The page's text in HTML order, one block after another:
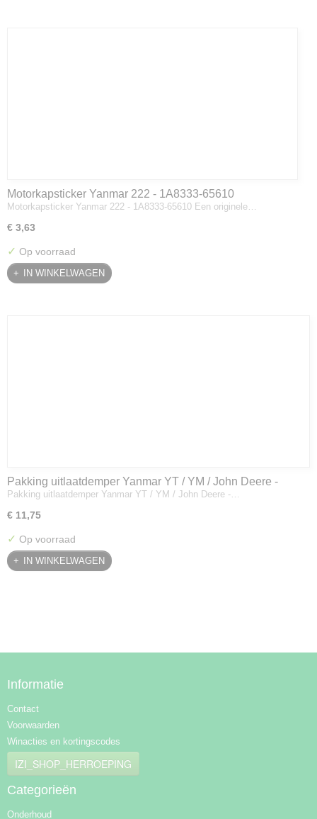
Motorkapsticker Yanmar 222 - 1A8333-65610
Motorkapsticker Yanmar 222 - 1A8333-65610 Een originele…
€ 3,63
✓ Op voorraad
IN WINKELWAGEN
Pakking uitlaatdemper Yanmar YT / YM / John Deere -
128300-13230
Pakking uitlaatdemper Yanmar YT / YM / John Deere -…
€ 11,75
✓ Op voorraad
IN WINKELWAGEN
Informatie
Contact
Voorwaarden
Winacties en kortingscodes
IZI_SHOP_HERROEPING
Categorieën
Onderhoud